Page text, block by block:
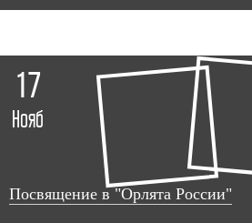
17
Нояб
Посвящение в "Орлята России"